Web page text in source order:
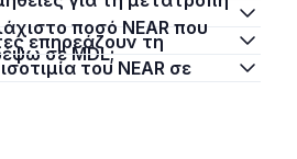
σε MDL;
του NEAR σε